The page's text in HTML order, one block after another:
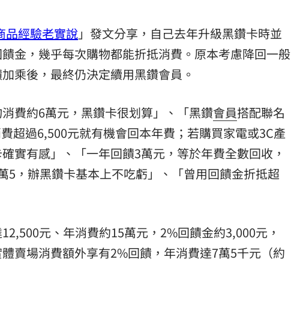
品經驗老實說」發文分享，自己去年升級黑鑽卡時並
金，幾乎每次購物都能折抵消費。原本考慮降回一般
乘後，最終仍決定續用黑鑽會員。
費約6萬元，黑鑽卡很划算」、「黑鑽會員搭配聯名
超過6,500元就有機會回本年費；若購買家電或3C產
實有感」、「一年回饋3萬元，等於年費全數回收，
5，辦黑鑽卡基本上不吃虧」、「曾用回饋金折抵超
元、年消費約15萬元，2%回饋金約3,000元，
賣場消費額外享有2%回饋，年消費達7萬5千元（約